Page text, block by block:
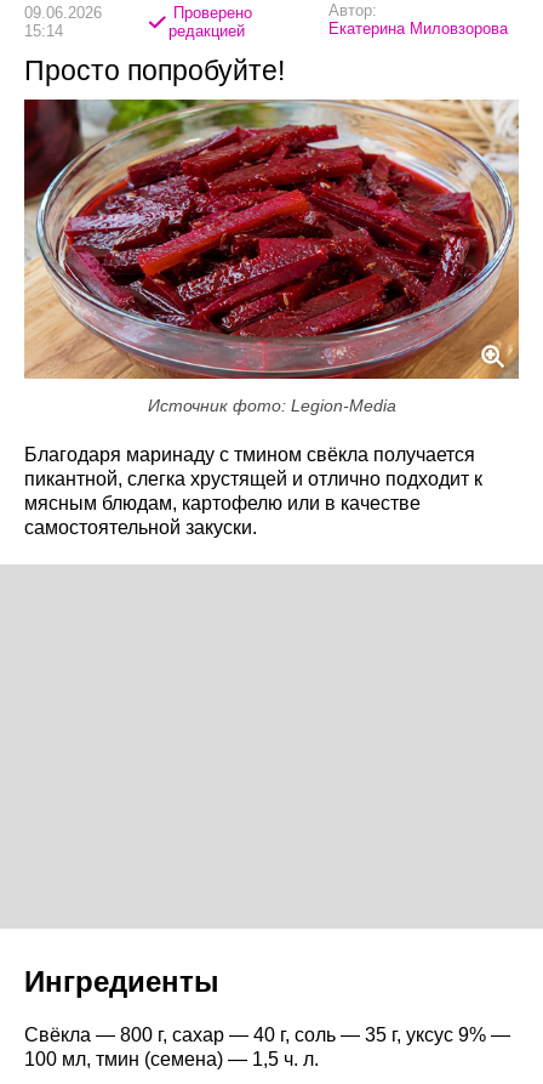
09.06.2026
15:14
Проверено
редакцией
Автор:
Екатерина Миловзорова
Просто попробуйте!
Источник фото: Legion-Media
Благодаря маринаду с тмином свёкла получается
пикантной, слегка хрустящей и отлично подходит к
мясным блюдам, картофелю или в качестве
самостоятельной закуски.
Ингредиенты
Свёкла — 800 г, сахар — 40 г, соль — 35 г, уксус 9% —
100 мл, тмин (семена) — 1,5 ч. л.